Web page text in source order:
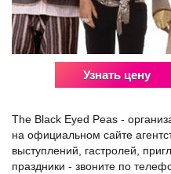
Узнать цену
The Black Eyed Peas -
на официальном сайте
выступлений, гастролей,
праздники - звоните по